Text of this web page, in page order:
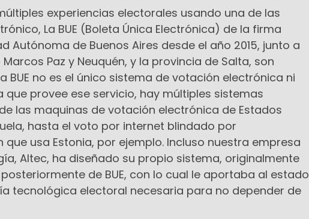
experiencias electorales usando una de las
La BUE (Boleta Única Electrónica) de la firma
Autónoma de Buenos Aires desde el año 2015, junto a
Paz y Neuquén, y la provincia de Salta, son
BUE no es el único sistema de votación electrónica ni
que provee ese servicio, hay múltiples sistemas
las maquinas de votación electrónica de Estados
hasta el voto por internet blindado por
usa Estonia, por ejemplo. Incluso nuestra empresa
Altec, ha diseñado su propio sistema, originalmente
de BUE, con lo cual le aportaba al estado
tecnológica electoral necesaria para no depender de